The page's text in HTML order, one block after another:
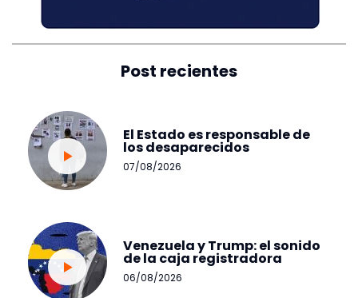
Post recientes
El Estado es responsable de
los desaparecidos
07/08/2026
Venezuela y Trump: el sonido
de la caja registradora
06/08/2026